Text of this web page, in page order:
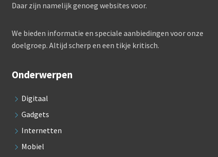
Daar zijn namelijk genoeg websites voor.
We bieden informatie en speciale aanbiedingen voor onze
doelgroep. Altijd scherp en een tikje kritisch.
Onderwerpen
Digitaal
Gadgets
Internetten
Mobiel